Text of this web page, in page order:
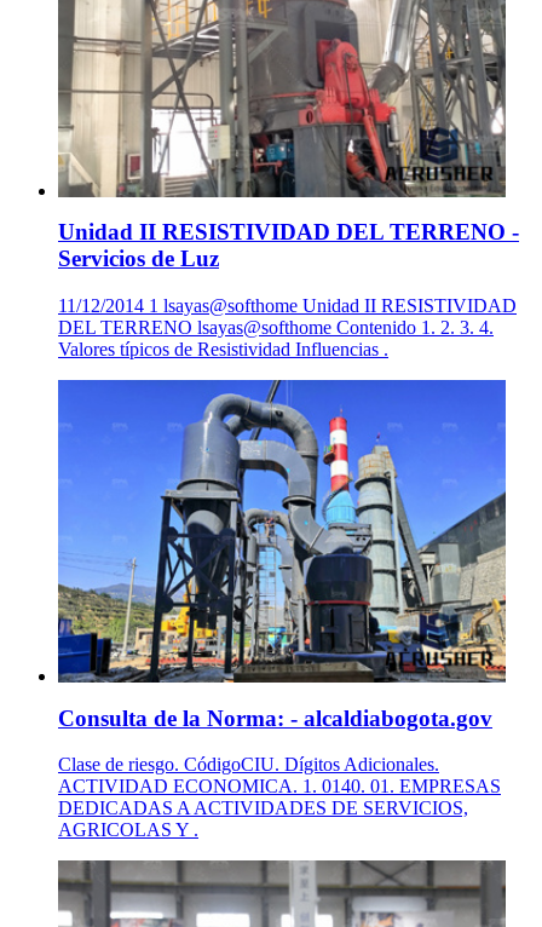
Unidad II RESISTIVIDAD DEL TERRENO -
Servicios de Luz
11/12/2014 1 lsayas@softhome Unidad II RESISTIVIDAD
DEL TERRENO lsayas@softhome Contenido 1. 2. 3. 4.
Valores típicos de Resistividad Influencias .
Consulta de la Norma: - alcaldiabogota.gov
Clase de riesgo. CódigoCIU. Dígitos Adicionales.
ACTIVIDAD ECONOMICA. 1. 0140. 01. EMPRESAS
DEDICADAS A ACTIVIDADES DE SERVICIOS,
AGRICOLAS Y .